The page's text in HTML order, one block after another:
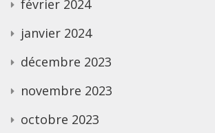
février 2024
janvier 2024
décembre 2023
novembre 2023
octobre 2023